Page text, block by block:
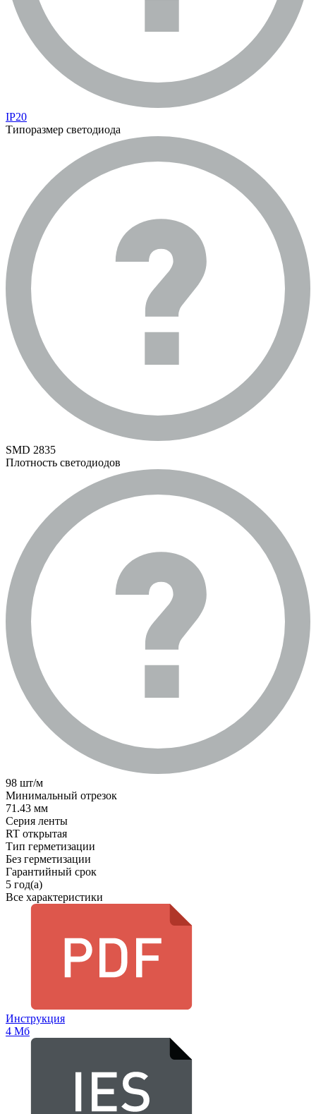
IP20
Типоразмер светодиода
SMD 2835
Плотность светодиодов
98 шт/м
Минимальный отрезок
71.43 мм
Серия ленты
RT открытая
Тип герметизации
Без герметизации
Гарантийный срок
5 год(а)
Все характеристики
Инструкция
4 Мб